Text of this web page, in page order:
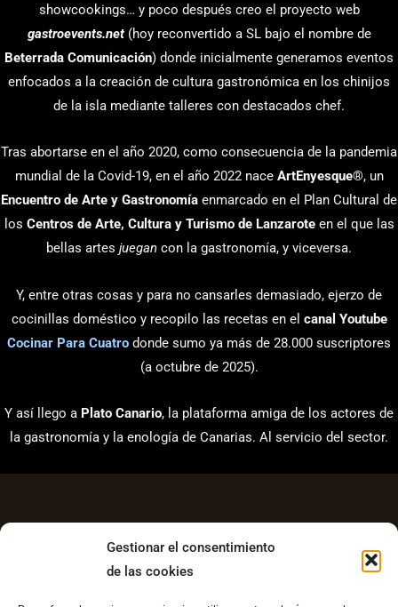
Gestionar el consentimiento
de las cookies
showcookings… y poco después creo el proyecto web
gastroevents.net(hoy reconvertido a SL bajo el nombre de
Beterrada Comunicación) donde inicialmente generamos eventos
enfocados a la creación de cultura gastronómica en los chinijos
de la isla mediante talleres con destacados chef.
Tras abortarse en el año 2020, como consecuencia de la pandemia
mundial de la Covid-19, en el año 2022 nace ArtEnyesque®, un
Encuentro de Arte y Gastronomía enmarcado en el Plan Cultural de
los Centros de Arte, Cultura y Turismo de Lanzaroteen el que las
bellas artes juegan con la gastronomía, y viceversa.
Y, entre otras cosas y para no cansarles demasiado, ejerzo de
cocinillas doméstico y recopilo las recetas en el canal Youtube
Cocinar Para Cuatro donde sumo ya más de 28.000 suscriptores
(a octubre de 2025).
Y así llego a Plato Canario, la plataforma amiga de los actores de
la gastronomía y la enología de Canarias. Al servicio del sector.